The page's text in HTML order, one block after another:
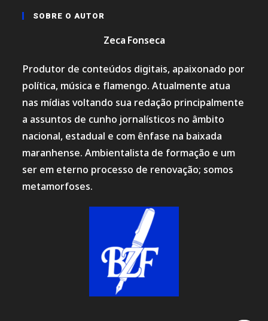
SOBRE O AUTOR
Zeca Fonseca
Produtor de conteúdos digitais, apaixonado por
política, música e flamengo. Atualmente atua
nas mídias voltando sua redação principalmente
a assuntos de cunho jornalísticos no âmbito
nacional, estadual e com ênfase na baixada
maranhense. Ambientalista de formação e um
ser em eterno processo de renovação; somos
metamorfoses.